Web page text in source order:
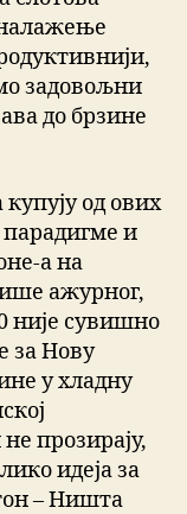
задовољни
до брзине
од ових
и
а на
ажурног,
није сувишно
за Нову
у хладну
прозирају,
идеја за
– Ништа